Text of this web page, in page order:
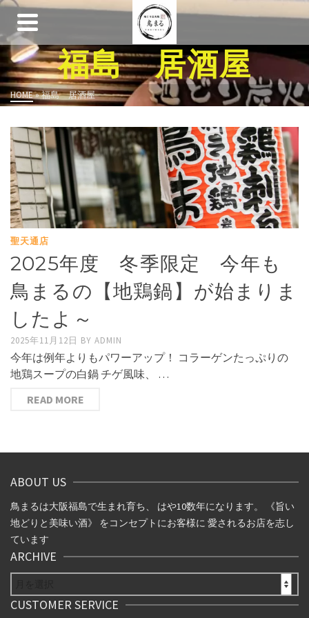
福島 居酒屋
HOME»福島 居酒屋
聖天通店
2025年度 冬季限定 今年も
鳥まるの【地鶏鍋】が始まりま
したよ～
2025年11月12日 BY ADMIN
今年は例年よりもパワーアップ！ コラーゲンたっぷりの
地鶏スープの白鍋 チゲ風味、 …
READ MORE
ABOUT US
鳥まるは大阪福島で生まれ育ち、 はや10数年になります。 《旨い
地どりと美味い酒》 をコンセプトにお客様に 愛されるお店を志し
ています
ARCHIVE
CUSTOMER SERVICE